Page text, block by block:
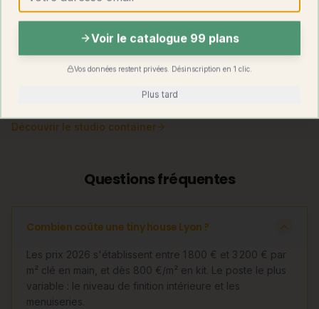
Aucun si
mobile
Requis au-delà de
20 m²
(mobile)
Découvrir le studio container
Questions fréquentes
Combien coûte une tiny house Lyon ?
Les prix 2026 s'établissent entre 1 800 € et 3 200 € par
m² clé en main, et dès 800 €/m² en kit. Le poste le plus
variable : le niveau de finition intérieure et les
menuiseries.
Voir le catalogue 99 plans
Vos données restent privées. Désinscription en 1 clic.
Plus tard